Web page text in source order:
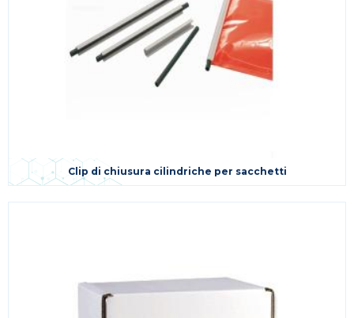
Clip di chiusura cilindriche per sacchetti